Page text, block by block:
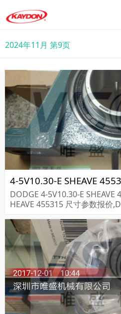
2024年11月 第9页
DODGE 4-5V10.30-E SHEAVE
HEAVE 455315 尺寸参数报价